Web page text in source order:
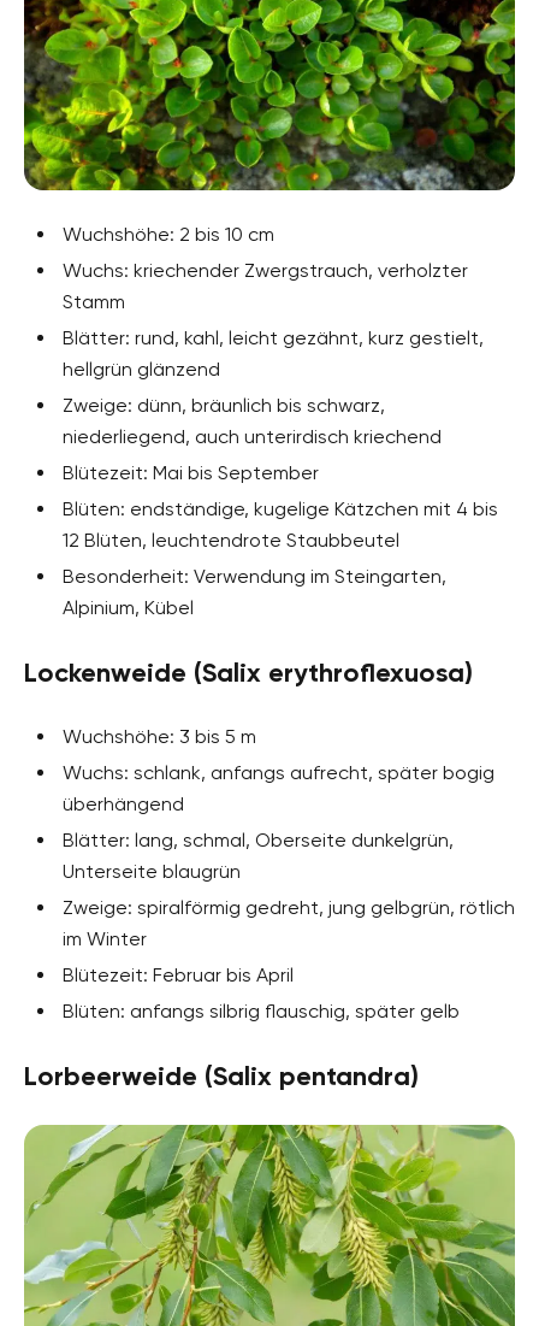
Wuchshöhe: 2 bis 10 cm
Wuchs: kriechender Zwergstrauch, verholzter
Stamm
Blätter: rund, kahl, leicht gezähnt, kurz gestielt,
hellgrün glänzend
Zweige: dünn, bräunlich bis schwarz,
niederliegend, auch unterirdisch kriechend
Blütezeit: Mai bis September
Blüten: endständige, kugelige Kätzchen mit 4 bis
12 Blüten, leuchtendrote Staubbeutel
Besonderheit: Verwendung im Steingarten,
Alpinium, Kübel
Lockenweide (Salix erythroflexuosa)
Wuchshöhe: 3 bis 5 m
Wuchs: schlank, anfangs aufrecht, später bogig
überhängend
Blätter: lang, schmal, Oberseite dunkelgrün,
Unterseite blaugrün
Zweige: spiralförmig gedreht, jung gelbgrün, rötlich
im Winter
Blütezeit: Februar bis April
Blüten: anfangs silbrig flauschig, später gelb
Lorbeerweide (Salix pentandra)